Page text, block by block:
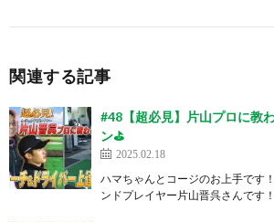
関連する記事
#48【超必見】片山プロに教
ン⛳
2025.02.18
ハマちゃんとコージのお上手です
ンドプレイヤー片山晋呉さんです